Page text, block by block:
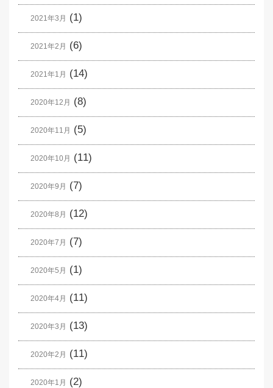
2021年3月 (1)
2021年2月 (6)
2021年1月 (14)
2020年12月 (8)
2020年11月 (5)
2020年10月 (11)
2020年9月 (7)
2020年8月 (12)
2020年7月 (7)
2020年5月 (1)
2020年4月 (11)
2020年3月 (13)
2020年2月 (11)
2020年1月 (2)